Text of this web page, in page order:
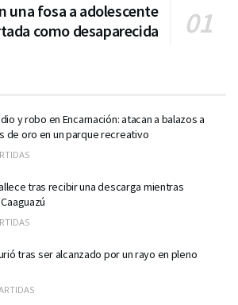
una fosa a adolescente
como desaparecida
y robo en Encarnación: atacan a balazos a
de oro en un parque recreativo
tras recibir una descarga mientras
tras ser alcanzado por un rayo en pleno